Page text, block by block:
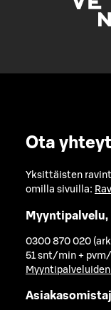
Ota
Yksittäisten
omilla sivuilla:
Myyntipalvelu,
0300 870 020
51 snt/min +